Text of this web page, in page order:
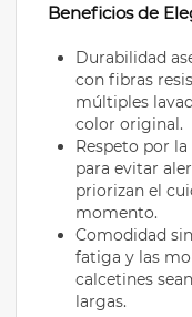
Beneficios de
Durabilidad
con fibras
múltiples
color original.
Respeto por
para evitar
priorizan el
momento.
Comodidad
fatiga y las
calcetines
largas.